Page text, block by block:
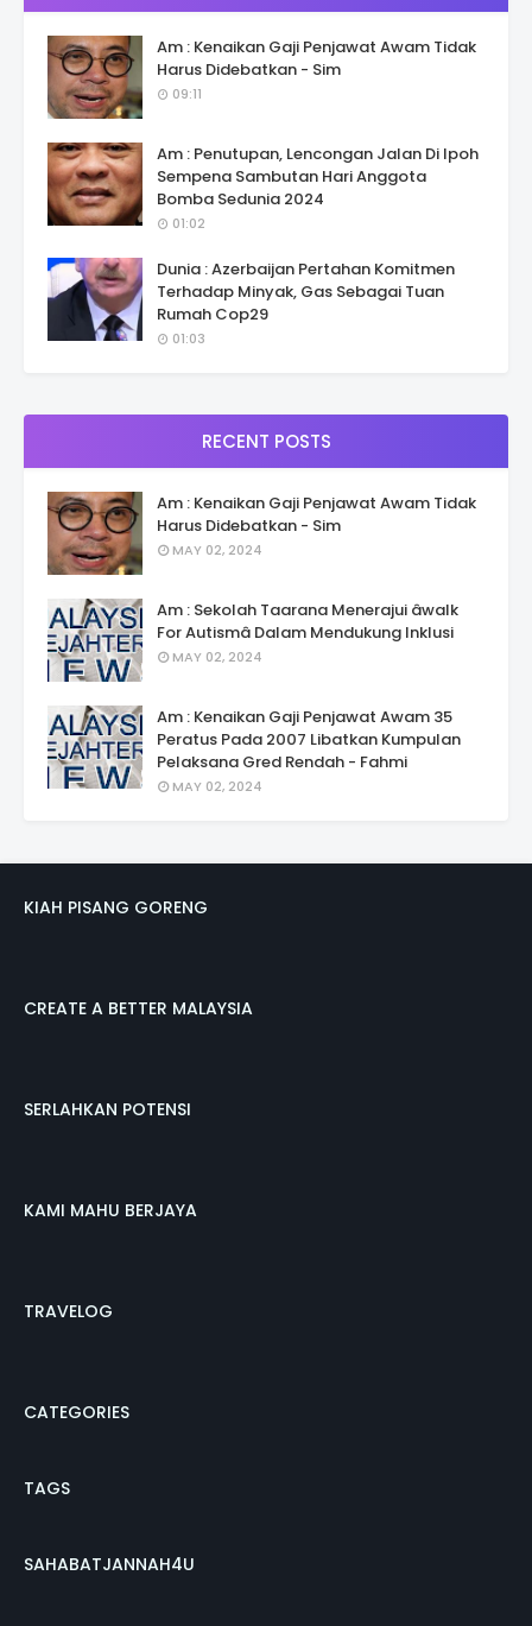
Am : Kenaikan Gaji Penjawat Awam Tidak
Harus Didebatkan - Sim
09:11
Am : Penutupan, Lencongan Jalan Di Ipoh
Sempena Sambutan Hari Anggota
Bomba Sedunia 2024
01:02
Dunia : Azerbaijan Pertahan Komitmen
Terhadap Minyak, Gas Sebagai Tuan
Rumah Cop29
01:03
RECENT POSTS
Am : Kenaikan Gaji Penjawat Awam Tidak
Harus Didebatkan - Sim
MAY 02, 2024
Am : Sekolah Taarana Menerajui âwalk
For Autismâ Dalam Mendukung Inklusi
MAY 02, 2024
Am : Kenaikan Gaji Penjawat Awam 35
Peratus Pada 2007 Libatkan Kumpulan
Pelaksana Gred Rendah - Fahmi
MAY 02, 2024
KIAH PISANG GORENG
CREATE A BETTER MALAYSIA
SERLAHKAN POTENSI
KAMI MAHU BERJAYA
TRAVELOG
CATEGORIES
TAGS
SAHABATJANNAH4U